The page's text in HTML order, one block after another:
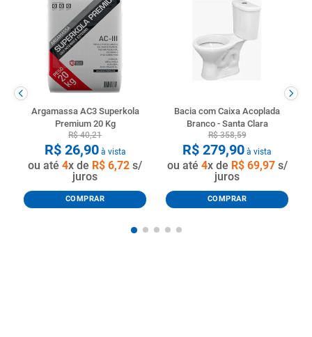
Argamassa AC3 Superkola
Premium 20 Kg
R$ 40,21
R$ 26,90à vista
ou até 4x de R$ 6,72 s/
juros
COMPRAR
Bacia com Caixa Acoplada
Branco - Santa Clara
R$ 358,59
R$ 279,90 à vista
ou até 4x de R$ 69,97s/
juros
COMPRAR